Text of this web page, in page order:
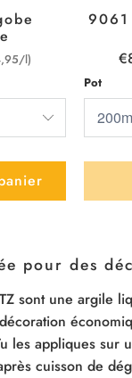
l)
9061
Pot
pour des
sont une argile
les appliques sur
cuisson de